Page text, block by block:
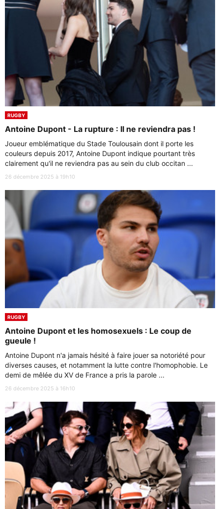
RUGBY
Antoine Dupont - La rupture : Il ne reviendra pas !
Joueur emblématique du Stade Toulousain dont il porte les
couleurs depuis 2017, Antoine Dupont indique pourtant très
clairement qu'il ne reviendra pas au sein du club occitan ...
26 décembre 2025 à 19h10
RUGBY
Antoine Dupont et les homosexuels : Le coup de
gueule !
Antoine Dupont n'a jamais hésité à faire jouer sa notoriété pour
diverses causes, et notamment la lutte contre l'homophobie. Le
demi de mêlée du XV de France a pris la parole ...
26 décembre 2025 à 16h10